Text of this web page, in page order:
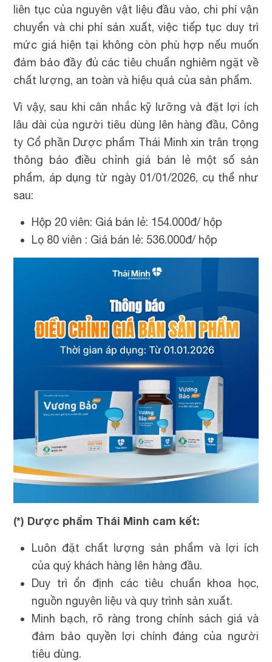
liên tục của nguyên vật liệu đầu vào, chi phí vận
chuyển và chi phí sản xuất, việc tiếp tục duy trì
mức giá hiện tại không còn phù hợp nếu muốn
đảm bảo đầy đủ các tiêu chuẩn nghiêm ngặt về
chất lượng, an toàn và hiệu quả của sản phẩm.
Vì vậy, sau khi cân nhắc kỹ lưỡng và đặt lợi ích
lâu dài của người tiêu dùng lên hàng đầu, Công
ty Cổ phần Dược phẩm Thái Minh xin trân trọng
thông báo điều chỉnh giá bán lẻ một số sản
phẩm, áp dụng từ ngày 01/01/2026, cụ thể như
sau:
Hộp 20 viên: Giá bán lẻ: 154.000đ/ hộp
Lọ 80 viên : Giá bán lẻ: 536.000đ/ hộp
(*) Dược phẩm Thái Minh cam kết:
Luôn đặt chất lượng sản phẩm và lợi ích
của quý khách hàng lên hàng đầu.
Duy trì ổn định các tiêu chuẩn khoa học,
nguồn nguyên liệu và quy trình sản xuất.
Minh bạch, rõ ràng trong chính sách giá và
đảm bảo quyền lợi chính đáng của người
tiêu dùng.